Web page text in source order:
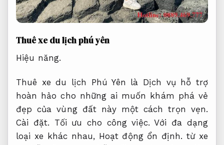
Thuê xe du lịch phú yên
Hiệu năng.
Thuê xe du lịch Phú Yên là Dịch vụ hỗ trợ
hoàn hảo cho những ai muốn khám phá vẻ
đẹp của vùng đất này một cách trọn vẹn.
Cài đặt. Tối ưu cho công việc. Với đa dạng
loại xe khác nhau, Hoạt động ổn định. từ xe